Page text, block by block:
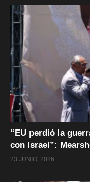
“EU perdió la
con Israel”:
23 JUNIO, 2026